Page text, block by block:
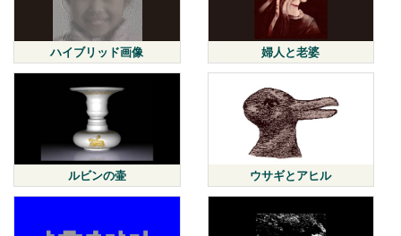
ハイブリッド画像 婦人と老婆
ルビンの壷 ウサギとアヒル